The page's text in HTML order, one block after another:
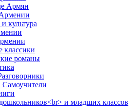
Армян
культура
классики
романы
и младших классов